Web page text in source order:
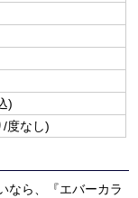
)
度なし)
なら、『エバーカラ